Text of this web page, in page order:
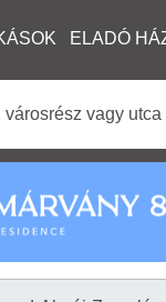
ELADÓ